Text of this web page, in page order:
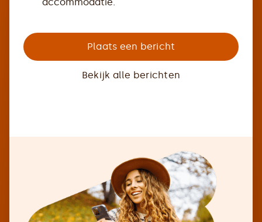
Plaats een bericht
Bekijk alle berichten